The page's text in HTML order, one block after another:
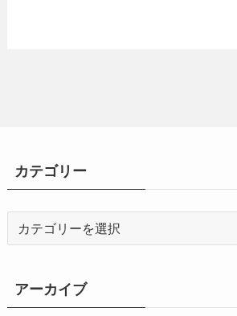
カテゴリー
リ
ー
アーカイブ